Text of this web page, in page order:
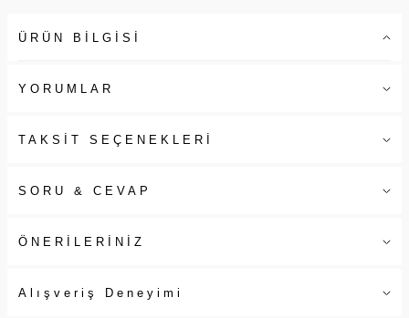
ÜRÜN BİLGİSİ
YORUMLAR
TAKSİT SEÇENEKLERİ
SORU & CEVAP
ÖNERİLERİNİZ
Alışveriş Deneyimi